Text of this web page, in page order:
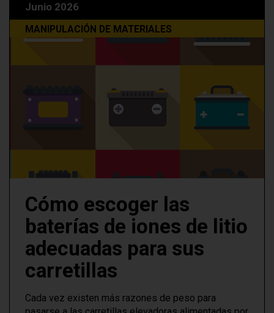
Junio 2026
MANIPULACIÓN DE MATERIALES
Cómo escoger las
baterías de iones de litio
adecuadas para sus
carretillas
Cada vez existen más razones de peso para